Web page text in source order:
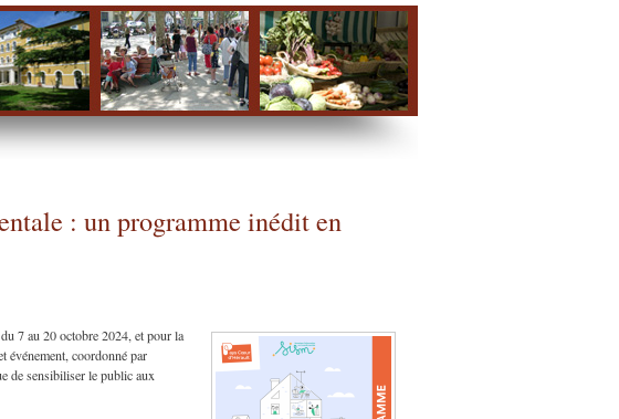
: un programme inédit en
7 au 20 octobre 2024, et pour la
événement, coordonné par
de sensibiliser le public aux